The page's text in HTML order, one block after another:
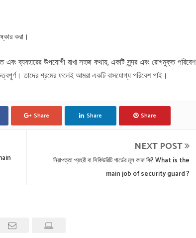
করা।
এবং ব্যবহারের উপযোগী রাখাসহজ কথায়, একটি সুন্দর এবং রোগমুক্ত পরিবেশ
তাদের শ্রমের ফলেই আমরা একটি বাসযোগ্য পরিবেশ পাই।
Share Share Share
NEXT POST
নিরাপত্তা প্রহরী বা সিকিউরিটি গার্ডের মূল কাজ কি? What is the
main job of security guard ?